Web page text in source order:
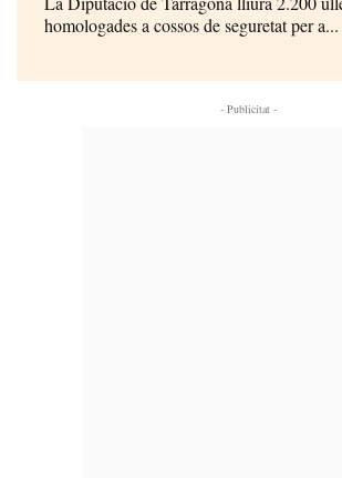
homologades a cossos de seguretat per a...
- Publicitat -